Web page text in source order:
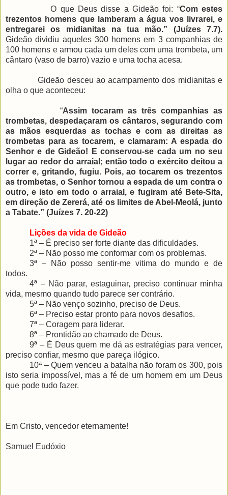
O que Deus disse a Gideão foi: “Com estes
trezentos homens que lamberam a água vos livrarei, e
entregarei os midianitas na tua mão.” (Juízes 7.7).
Gideão dividiu aqueles 300 homens em 3 companhias de
100 homens e armou cada um deles com uma trombeta, um
cântaro (vaso de barro) vazio e uma tocha acesa.
Gideão desceu ao acampamento dos midianitas e
olha o que aconteceu:
“Assim tocaram as três companhias as
trombetas, despedaçaram os cântaros, segurando com
as mãos esquerdas as tochas e com as direitas as
trombetas para as tocarem, e clamaram: A espada do
Senhor e de Gideão! E conservou-se cada um no seu
lugar ao redor do arraial; então todo o exército deitou a
correr e, gritando, fugiu. Pois, ao tocarem os trezentos
as trombetas, o Senhor tornou a espada de um contra o
outro, e isto em todo o arraial, e fugiram até Bete-Sita,
em direção de Zererá, até os limites de Abel-Meolá, junto
a Tabate.” (Juízes 7. 20-22)
Lições da vida de Gideão
1ª – É preciso ser forte diante das dificuldades.
2ª – Não posso me conformar com os problemas.
3ª – Não posso sentir-me vitima do mundo e de
todos.
4ª – Não parar, estaguinar, preciso continuar minha
vida, mesmo quando tudo parece ser contrário.
5ª – Não venço sozinho, preciso de Deus.
6ª – Preciso estar pronto para novos desafios.
7ª – Coragem para liderar.
8ª – Prontidão ao chamado de Deus.
9ª – É Deus quem me dá as estratégias para vencer,
preciso confiar, mesmo que pareça ilógico.
10ª – Quem venceu a batalha não foram os 300, pois
isto seria impossível, mas a fé de um homem em um Deus
que pode tudo fazer.
Em Cristo, vencedor eternamente!
Samuel Eudóxio